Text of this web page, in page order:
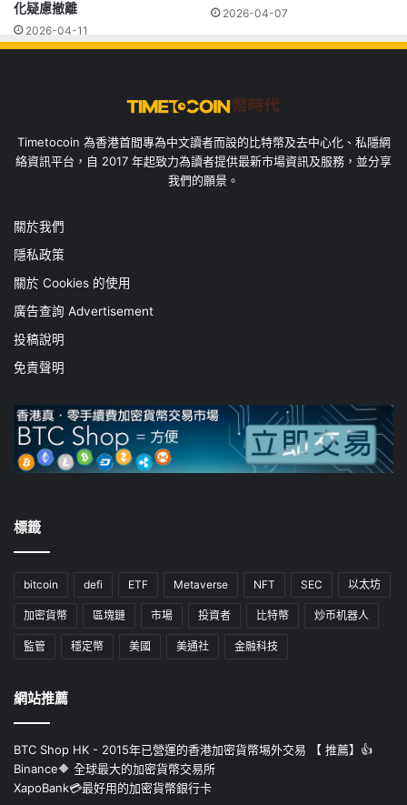
化疑慮撤離
2026-04-11
2026-04-07
Timetocoin 為香港首間專為中文讀者而設的比特幣及去中心化、私隱網
絡資訊平台，自 2017 年起致力為讀者提供最新市場資訊及服務，並分享
我們的願景。
關於我們
隱私政策
關於 Cookies 的使用
廣告查詢 Advertisement
投稿說明
免責聲明
標籤
bitcoin defi ETF Metaverse NFT SEC 以太坊
加密貨幣 區塊鏈 市場 投資者 比特幣 炒币机器人
監管 穩定幣 美國 美通社 金融科技
網站推薦
BTC Shop HK - 2015年已營運的香港加密貨幣埸外交易 【 推薦】👍
Binance🔶 全球最大的加密貨幣交易所
XapoBank💳最好用的加密貨幣銀行卡